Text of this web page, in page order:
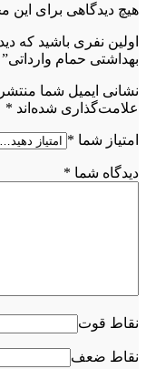
هیچ دیدگاهی برای
اولین نفری باشید که
بهداشتی حمام وارداتی”
نشانی ایمیل شما
علامت‌گذاری شده‌اند *
امتیاز شما *
دیدگاه شما *
نقاط قوت
نقاط ضعف